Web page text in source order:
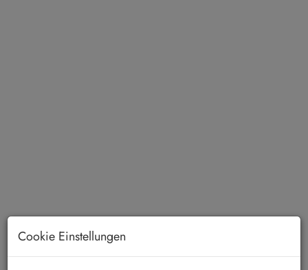
Cookie Einstellungen